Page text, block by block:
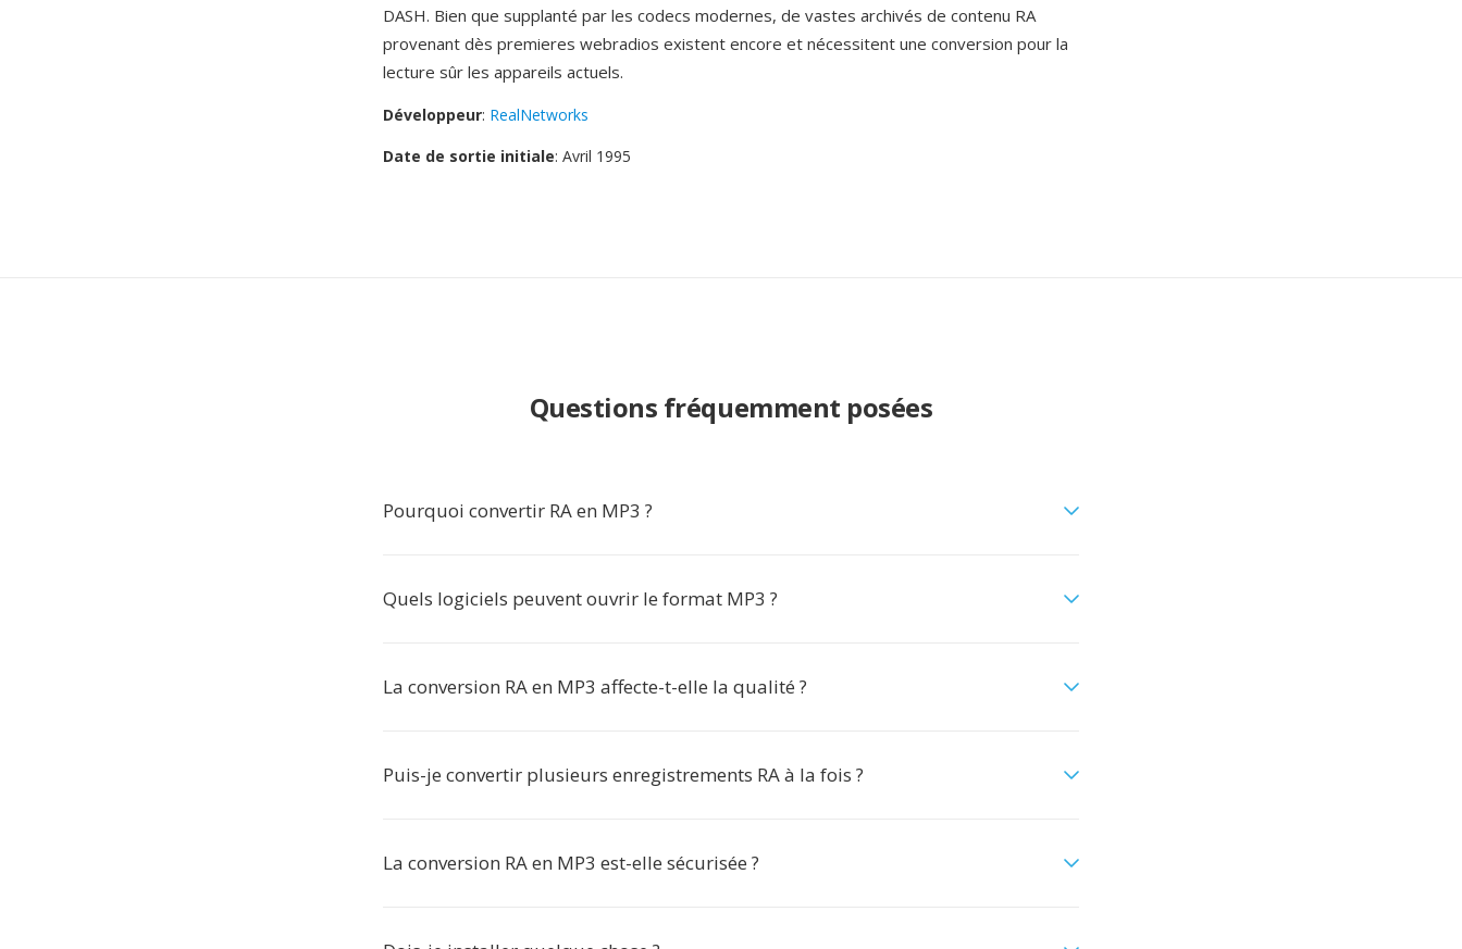
DASH. Bien que supplanté par les codecs modernes, de vastes archivés de contenu RA
provenant dès premieres webradios existent encore et nécessitent une conversion pour la
lecture sûr les appareils actuels.
Développeur: RealNetworks
Date de sortie initiale: Avril 1995
Questions fréquemment posées
Pourquoi convertir RA en MP3 ?
Quels logiciels peuvent ouvrir le format MP3 ?
La conversion RA en MP3 affecte-t-elle la qualité ?
Puis-je convertir plusieurs enregistrements RA à la fois ?
La conversion RA en MP3 est-elle sécurisée ?